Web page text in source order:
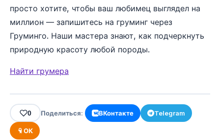
просто хотите, чтобы ваш любимец выглядел на
миллион — запишитесь на груминг через
Груминго. Наши мастера знают, как подчеркнуть
природную красоту любой породы.
Найти грумера
0 Поделиться: ВКонтакте Telegram
ОК